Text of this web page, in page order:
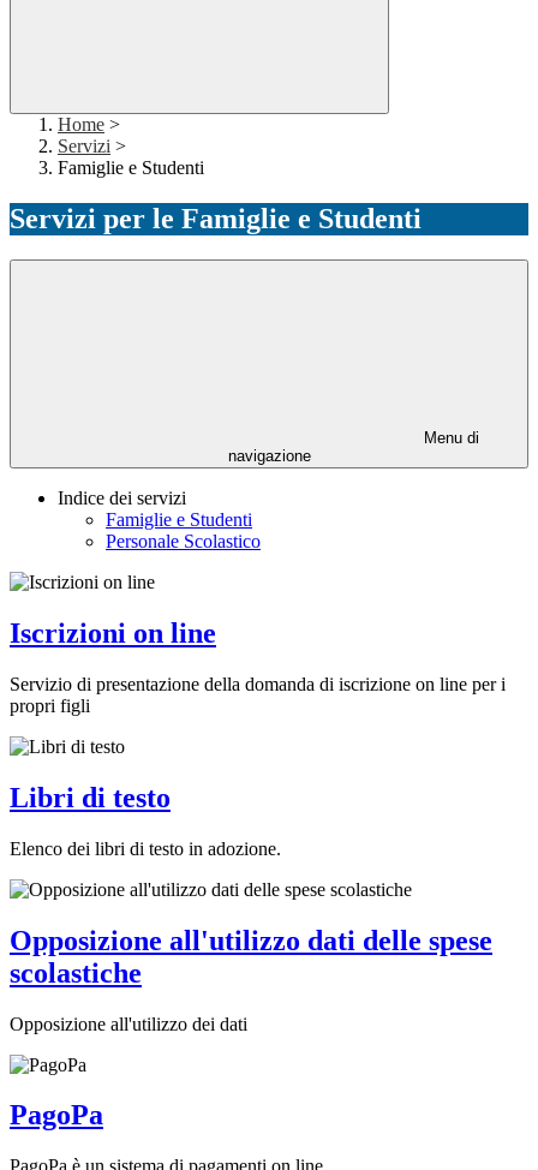
Home >
Servizi >
Famiglie e Studenti
Servizi per le Famiglie e Studenti
Menu di
navigazione
Indice dei servizi
Famiglie e Studenti
Personale Scolastico
Iscrizioni on line
Servizio di presentazione della domanda di iscrizione on line per i
propri figli
Libri di testo
Elenco dei libri di testo in adozione.
Opposizione all'utilizzo dati delle spese
scolastiche
Opposizione all'utilizzo dei dati
PagoPa